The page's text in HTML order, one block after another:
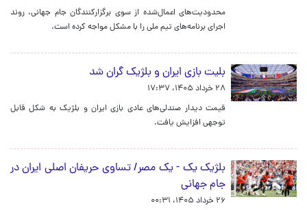
محدودیت‌های اعمال‌شده از سوی برگزارکنندگان جام جهانی، روند
اجرای برنامه‌های تیم ملی را با مشکل مواجه کرده است.
بلیت‌ بازی ایران و بلژیک گران شد
۲۸ خرداد ۱۴۰۵، ۱۷:۳۷
قیمت دیدار صندلی‌های عادی بازی ایران و بلژیک به شکل قابل
توجهی افزایش یافت.
بلژیک یک - یک مصر/ تساوی حریفان اصلی ایران در
جام جهانی
۲۶ خرداد ۱۴۰۵، ۰۰:۳۱